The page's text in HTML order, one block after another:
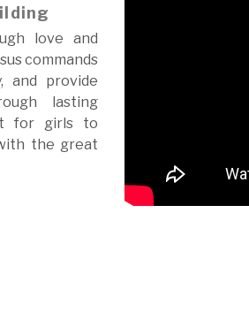
love and
commands
and provide
lasting
for girls to
the great